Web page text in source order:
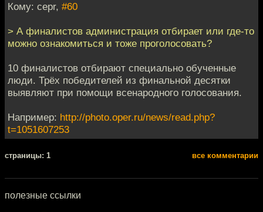
Кому: cepr, #60
> А финалистов администрация отбирает или где-то
можно ознакомиться и тоже проголосовать?
10 финалистов отбирают специально обученные
люди. Трёх победителей из финальной десятки
выявляют при помощи всенародного голосования.
Например: http://photo.oper.ru/news/read.php?
t=1051607253
cтраницы: 1 все комментарии
полезные ссылки